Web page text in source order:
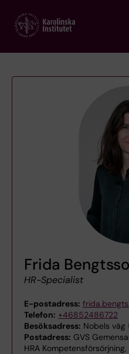
main
Frida
HR-Specialist
E-postadress:
Telefon: +46852486722
Besöksadress: Nobels väg
Postadress: GVS
HRA Kompetensförsörjning,